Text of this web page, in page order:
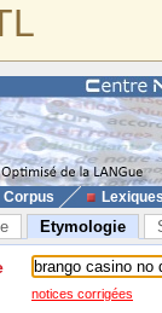
Corpus
Etymologie
notices corrigées